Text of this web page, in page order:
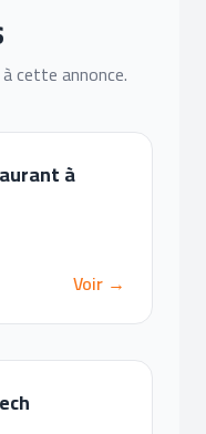
cette annonce.
à
Voir →